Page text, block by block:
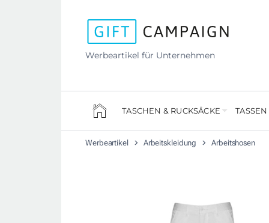
Werbeartikel für Unternehmen
TASCHEN & RUCKSÄCKE
Werbeartikel Arbeitskleidung Arbeitshosen